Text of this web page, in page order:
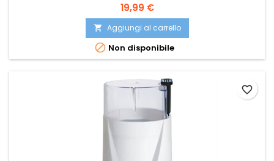
Prezzo
19,99 €
 Aggiungi al carrello
 Non disponibile
favorite_border